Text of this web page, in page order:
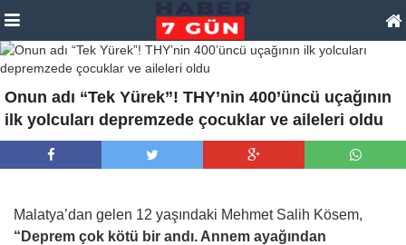
Onun adı “Tek Yürek”! ​​​​​​​THY’nin 400’üncü uçağının
ilk yolcuları depremzede çocuklar ve aileleri oldu
Malatya’dan gelen 12 yaşındaki Mehmet Salih Kösem,
“Deprem çok kötü bir andı. Annem ayağından